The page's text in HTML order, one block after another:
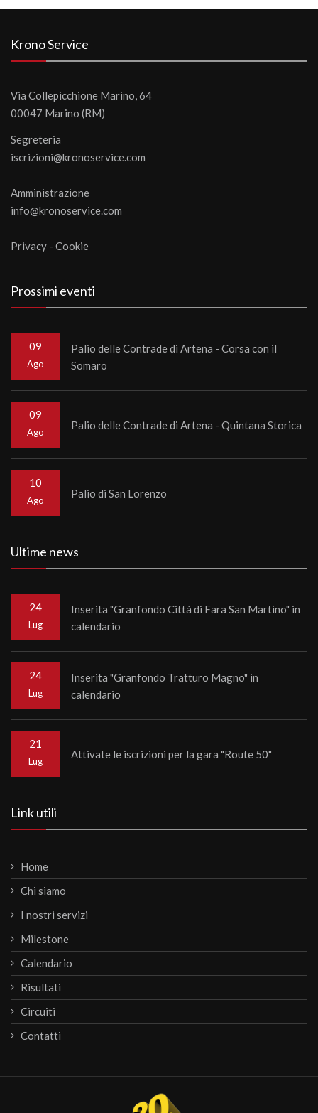
Krono Service
Via Collepicchione Marino, 64
00047 Marino (RM)
Segreteria
iscrizioni@kronoservice.com
Amministrazione
info@kronoservice.com
Privacy - Cookie
Prossimi eventi
09
Ago
Palio delle Contrade di Artena - Corsa con il
Somaro
09
Ago
Palio delle Contrade di Artena - Quintana Storica
10
Ago
Palio di San Lorenzo
Ultime news
24
Lug
Inserita "Granfondo Città di Fara San Martino" in
calendario
24
Lug
Inserita "Granfondo Tratturo Magno" in
calendario
21
Lug
Attivate le iscrizioni per la gara "Route 50"
Link utili
Home
Chi siamo
I nostri servizi
Milestone
Calendario
Risultati
Circuiti
Contatti